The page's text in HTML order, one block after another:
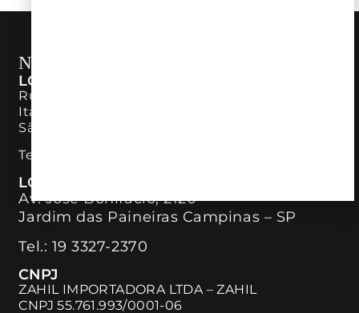
NOSSAS LOJAS
LOJA ITAIM BIBI
Rua Bandeira Paulista, 726 – Piso Térreo
Itaim Bibi
São Paulo – SP
Tel:
LOJA CAMPINAS
Av. José Bonifácio, 2120
Jardim das Paineiras Campinas – SP
Tel.: 19 3327-2370
CNPJ
ZAHIL IMPORTADORA LTDA – ZAHIL
CNPJ 55.761.993/0001-06